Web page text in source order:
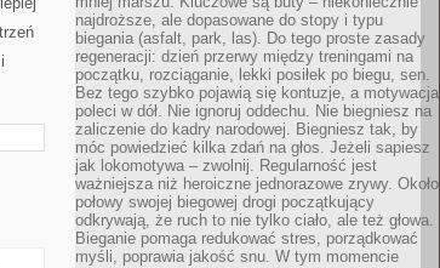
najdroższe, ale dopasowane do stopy i typu
biegania (asfalt, park, las). Do tego proste zasady
regeneracji: dzień przerwy między treningami na
początku, rozciąganie, lekki posiłek po biegu, sen.
Bez tego szybko pojawią się kontuzje, a motywacja
poleci w dół. Nie ignoruj oddechu. Nie biegniesz na
zaliczenie do kadry narodowej. Biegniesz tak, by
móc powiedzieć kilka zdań na głos. Jeżeli sapiesz
jak lokomotywa – zwolnij. Regularność jest
ważniejsza niż heroiczne jednorazowe zrywy. Około
połowy swojej biegowej drogi początkujący
odkrywają, że ruch to nie tylko ciało, ale też głowa.
Bieganie pomaga redukować stres, porządkować
myśli, poprawia jakość snu. W tym momencie